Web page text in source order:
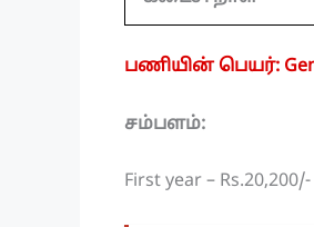
பணியின் பெயர்:
சம்பளம்:
First year – Rs.20,200/-